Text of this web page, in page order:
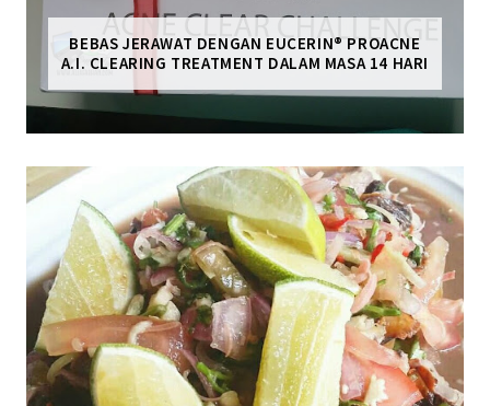
BEBAS JERAWAT DENGAN EUCERIN® PROACNE
A.I. CLEARING TREATMENT DALAM MASA 14 HARI